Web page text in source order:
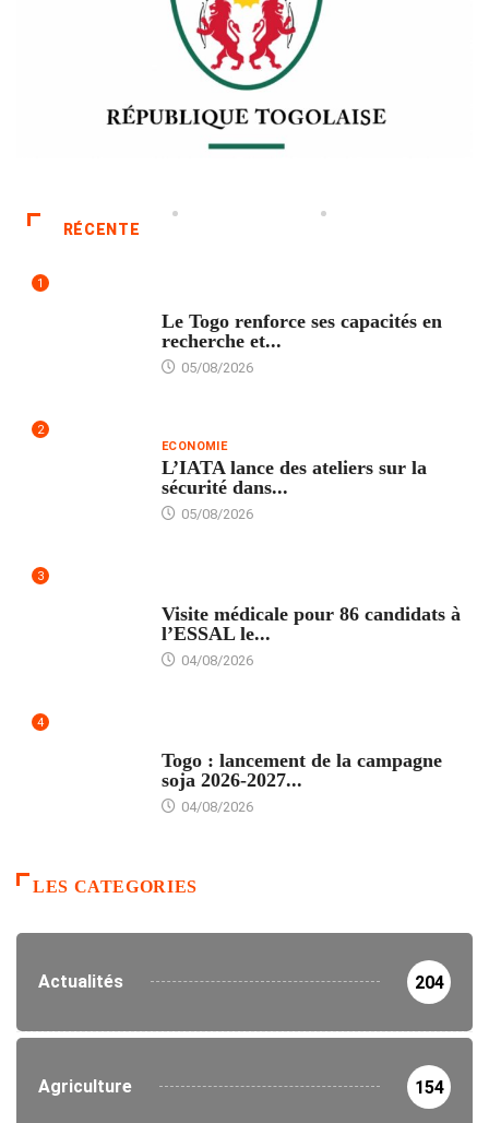
RÉCENTE
1
Le Togo renforce ses capacités en
recherche et...
05/08/2026
2
ECONOMIE
L’IATA lance des ateliers sur la
sécurité dans...
05/08/2026
3
Visite médicale pour 86 candidats à
l’ESSAL le...
04/08/2026
4
Togo : lancement de la campagne
soja 2026-2027...
04/08/2026
LES CATEGORIES
Actualités 204
Agriculture 154